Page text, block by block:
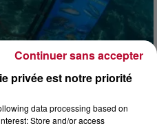
: TROIS
À EXPLORER...
lourdes ni de diplômes
privée est notre priorité
data processing based on
Store and/or access
Continuer sans accepter